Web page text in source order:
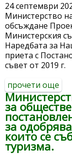
24 септември
Министерство
обсъждане
Министерския
Наредбата за
приета с
съвет от 2019 г.
прочети още
за
за
които се
туризма.